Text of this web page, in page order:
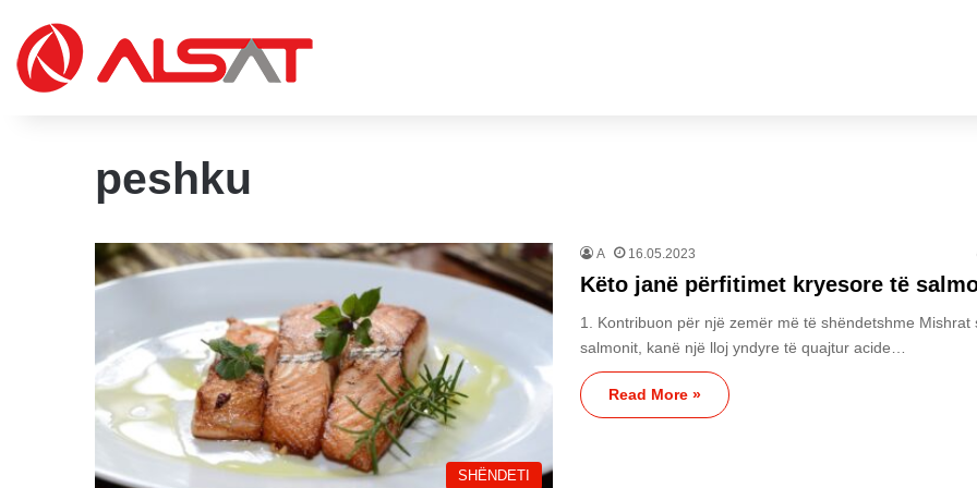
peshku
SHËNDETI
A 16.05.2023
Këto janë përfitimet kryesore të
1. Kontribuon për një zemër më të shëndetshme Mishrat
salmonit, kanë një lloj yndyre të quajtur acide…
Read More »